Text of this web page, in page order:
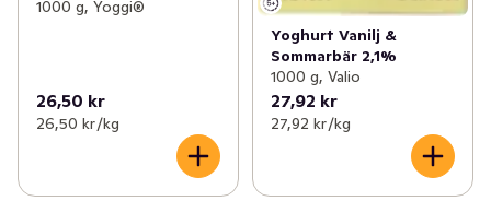
1000 g, Yoggi®
26,50 kr
26,50 kr /kg
Yoghurt Vanilj &
Sommarbär 2,1%
1000 g, Valio
27,92 kr
27,92 kr /kg